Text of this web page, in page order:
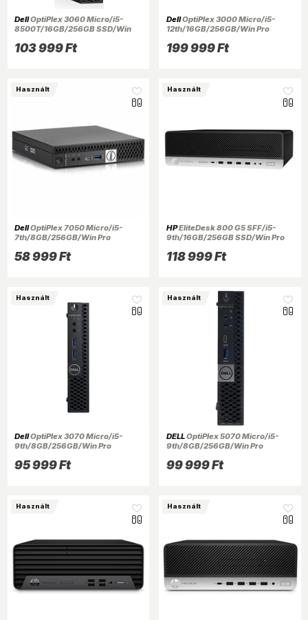
DellOptiPlex 3060 Micro/i5-
8500T/16GB/256GB SSD/Win
számítógép (Használt A+)
103 999 Ft
DellOptiPlex 3000 Micro/i5-
12th/16GB/256GB/Win Pro
(Használt A+)
199 999 Ft
Használt
DellOptiPlex 7050 Micro/i5-
7th/8GB/256GB/Win Pro
(Használt A+)
58 999 Ft
Használt
HPEliteDesk 800 G5 SFF/i5-
9th/16GB/256GB SSD/Win Pro
(Használt A)
118 999 Ft
Használt
DellOptiPlex 3070 Micro/i5-
9th/8GB/256GB/Win Pro
(Használt A+)
95 999 Ft
Használt
DELLOptiPlex 5070 Micro/i5-
9th/8GB/256GB/Win Pro
(Használt A+)
99 999 Ft
Használt Használt